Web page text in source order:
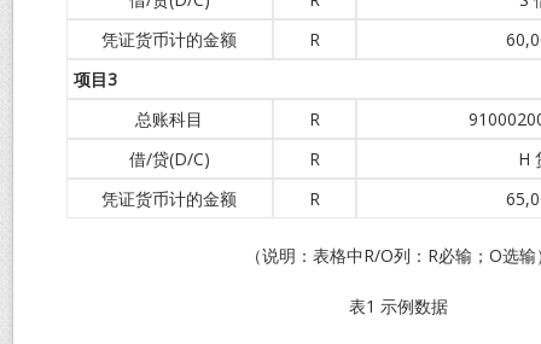
凭证货币计的金额
R
项目3
总账科目
R
借/贷(D/C)
R
H
凭证货币计的金额
R
（说明：表格中R/O列：R必输；O选输
表1 示例数据